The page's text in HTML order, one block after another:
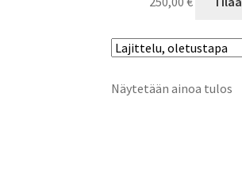
Näytetään ainoa tulos